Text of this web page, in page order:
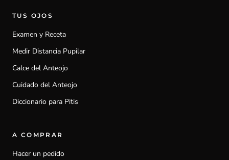
TUS OJOS
Examen y Receta
Medir Distancia Pupilar
Calce del Anteojo
Cuidado del Anteojo
Diccionario para Pitis
A COMPRAR
Hacer un pedido